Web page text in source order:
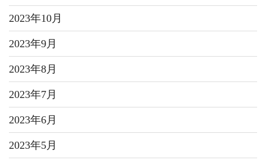
2023年10月
2023年9月
2023年8月
2023年7月
2023年6月
2023年5月